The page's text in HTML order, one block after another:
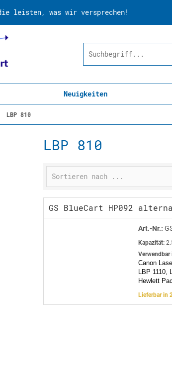
leisten, was wir versprechen!
Neuigkeiten
LBP 810
LBP 810
GS BlueCart HP092
Art.-Nr.:
Kapazität:
Verwendbar
Canon
LBP
Hewlett
Lieferbar in